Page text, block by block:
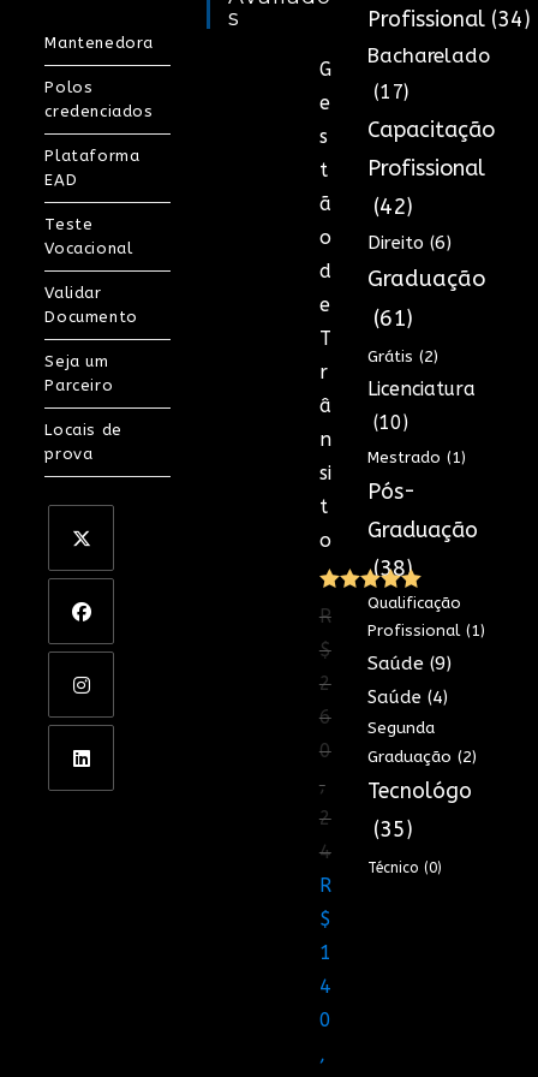
Mantenedora
Polos
credenciados
Plataforma
EAD
Teste
Vocacional
Validar
Documento
Seja um
Parceiro
Locais de
prova
S
G
e
s
t
ã
o
d
e
T
r
â
n
si
t
o
Avaliação
5.00
de 5
R
$
2
6
0
,
2
4
O
preço
original
era:
R
$
1
4
0
,
Profissional (34)
Bacharelado
(17)
Capacitação
Profissional
(42)
Direito (6)
Graduação
(61)
Grátis (2)
Licenciatura
(10)
Mestrado (1)
Pós-
Graduação
(38)
Qualificação
Profissional (1)
Saúde (9)
Saúde (4)
Segunda
Graduação (2)
Tecnológo
(35)
Técnico (0)